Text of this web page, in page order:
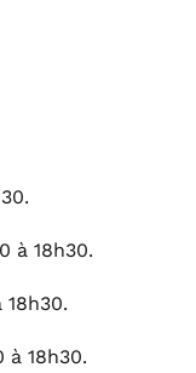
à 18h30.
à 18h30.